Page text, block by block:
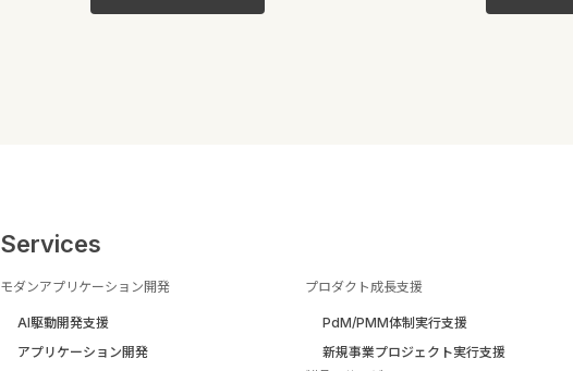
Services
モダンアプリケーション開発
AI駆動開発支援
アプリケーション開発
プロダクト成長支援
PdM/PMM体制実行支援
新規事業プロジェクト実行支援